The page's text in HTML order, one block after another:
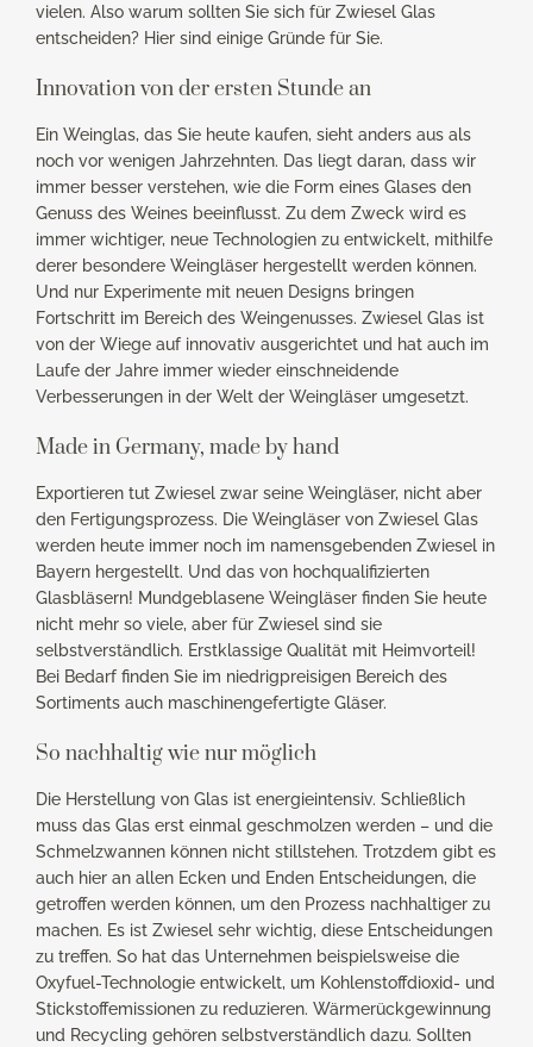
vielen. Also warum sollten Sie sich für Zwiesel Glas
entscheiden? Hier sind einige Gründe für Sie.
Innovation von der ersten Stunde an
Ein Weinglas, das Sie heute kaufen, sieht anders aus als
noch vor wenigen Jahrzehnten. Das liegt daran, dass wir
immer besser verstehen, wie die Form eines Glases den
Genuss des Weines beeinflusst. Zu dem Zweck wird es
immer wichtiger, neue Technologien zu entwickelt, mithilfe
derer besondere Weingläser hergestellt werden können.
Und nur Experimente mit neuen Designs bringen
Fortschritt im Bereich des Weingenusses. Zwiesel Glas ist
von der Wiege auf innovativ ausgerichtet und hat auch im
Laufe der Jahre immer wieder einschneidende
Verbesserungen in der Welt der Weingläser umgesetzt.
Made in Germany, made by hand
Exportieren tut Zwiesel zwar seine Weingläser, nicht aber
den Fertigungsprozess. Die Weingläser von Zwiesel Glas
werden heute immer noch im namensgebenden Zwiesel in
Bayern hergestellt. Und das von hochqualifizierten
Glasbläsern! Mundgeblasene Weingläser finden Sie heute
nicht mehr so viele, aber für Zwiesel sind sie
selbstverständlich. Erstklassige Qualität mit Heimvorteil!
Bei Bedarf finden Sie im niedrigpreisigen Bereich des
Sortiments auch maschinengefertigte Gläser.
So nachhaltig wie nur möglich
Die Herstellung von Glas ist energieintensiv. Schließlich
muss das Glas erst einmal geschmolzen werden – und die
Schmelzwannen können nicht stillstehen. Trotzdem gibt es
auch hier an allen Ecken und Enden Entscheidungen, die
getroffen werden können, um den Prozess nachhaltiger zu
machen. Es ist Zwiesel sehr wichtig, diese Entscheidungen
zu treffen. So hat das Unternehmen beispielsweise die
Oxyfuel-Technologie entwickelt, um Kohlenstoffdioxid- und
Stickstoffemissionen zu reduzieren. Wärmerückgewinnung
und Recycling gehören selbstverständlich dazu. Sollten